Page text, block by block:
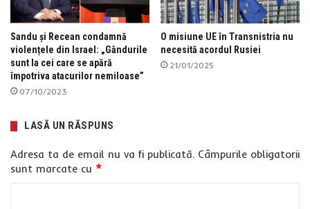
Sandu și Recean condamnă
violențele din Israel: „Gândurile
sunt la cei care se apără
împotriva atacurilor nemiloase”
07/10/2023
O misiune UE în Transnistria nu
necesită acordul Rusiei
21/01/2025
LASĂ UN RĂSPUNS
Adresa ta de email nu va fi publicată. Câmpurile obligatorii
sunt marcate cu *